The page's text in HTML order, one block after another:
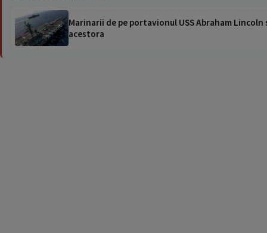
Marinarii de pe portavionul USS Abraham
acestora